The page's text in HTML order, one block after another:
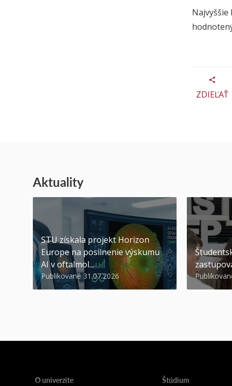
Najvyššie
ZDIEĽAŤ
Aktuality
STU získala projekt Horizon
Europe na posilnenie výskumu
AI v oftalmol...
Publikované 31.07.2026
O univerzite Štúdium